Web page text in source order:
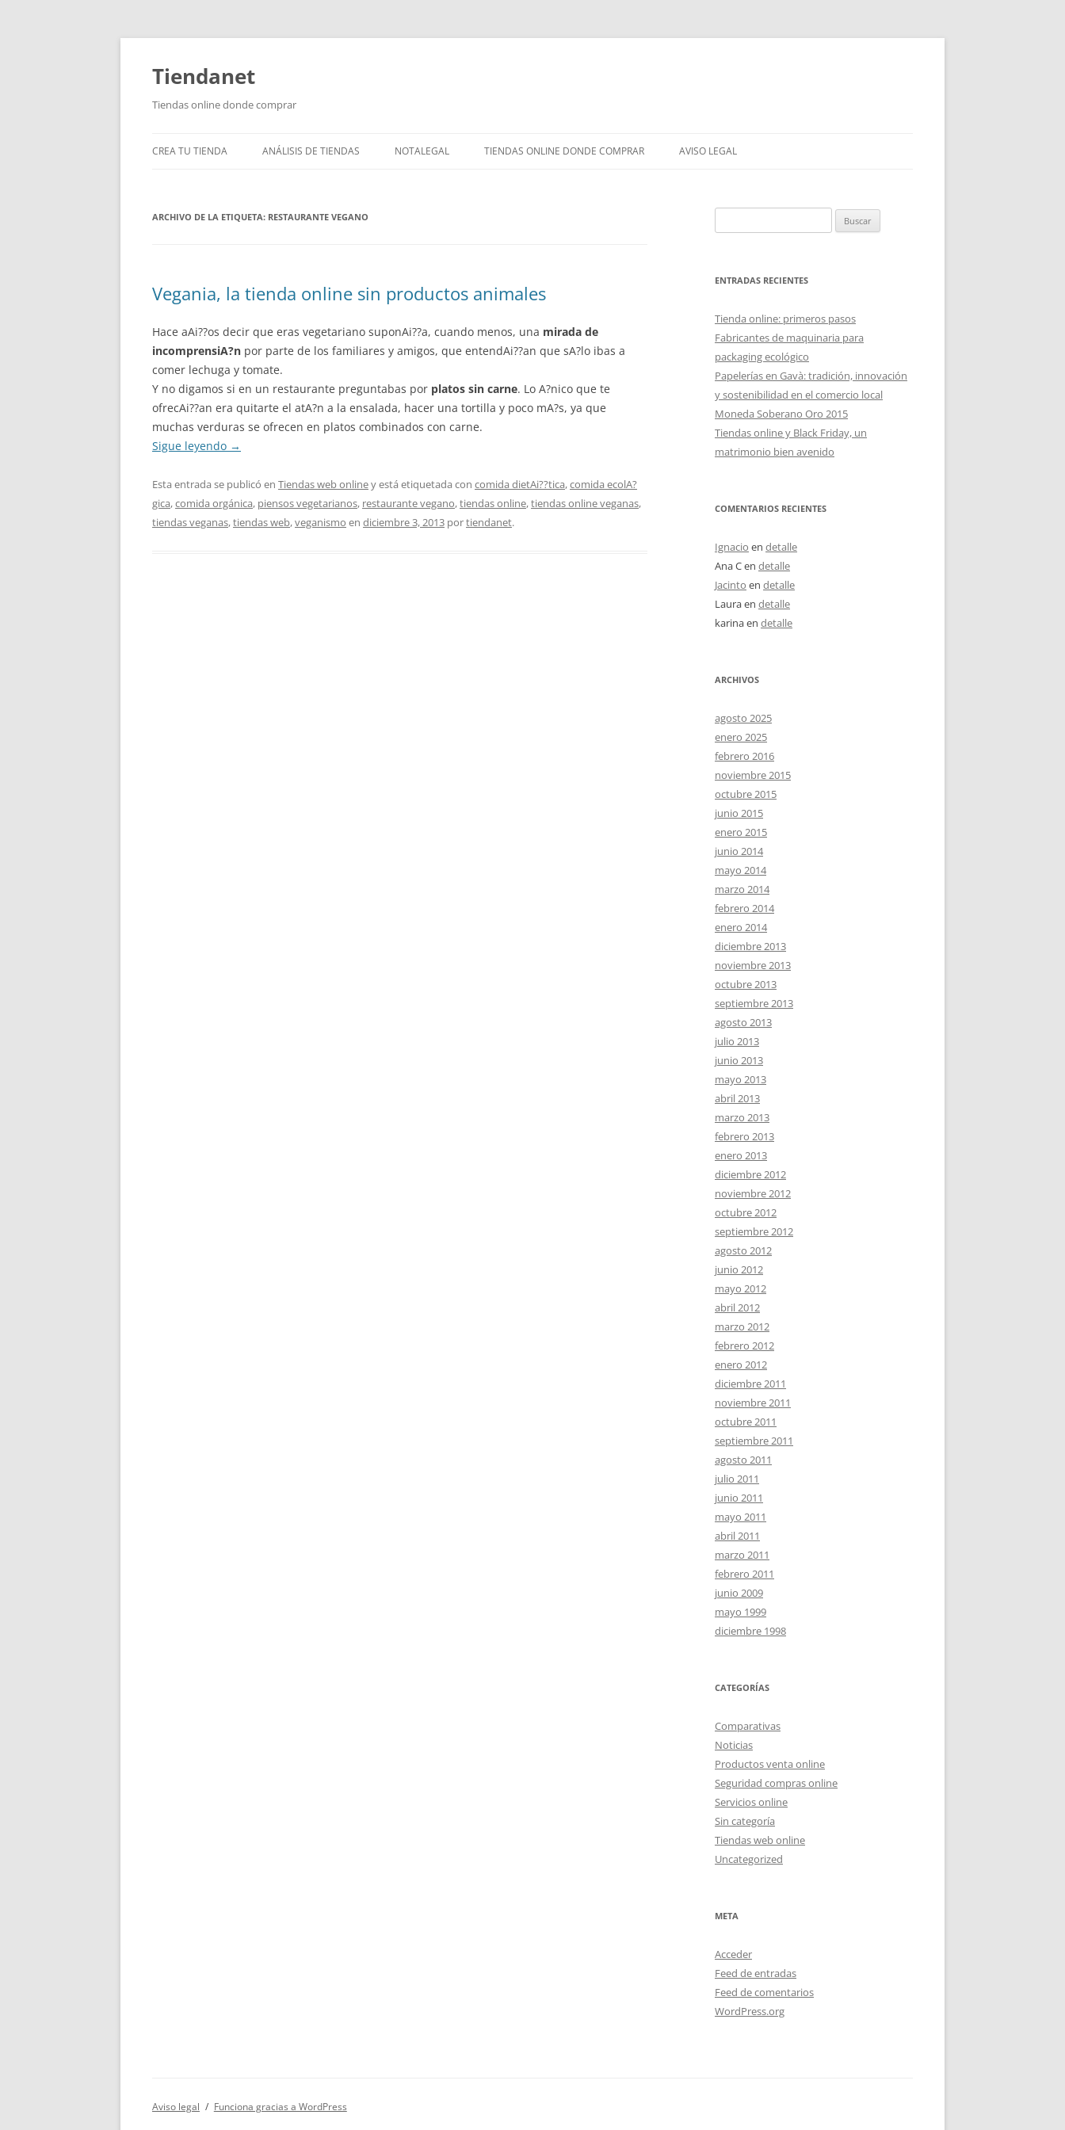
Saltar
contenido
Tiendanet
Tiendas online donde comprar
CREA TU TIENDA ANÁLISIS DE TIENDAS NOTALEGAL TIENDAS ONLINE DONDE COMPRAR AVISO LEGAL
ARCHIVO DE LA ETIQUETA: RESTAURANTE VEGANO
Vegania, la tienda online sin productos animales
Hace aAi??os decir que eras vegetariano suponAi??a, cuando menos, una mirada de
incomprensiA?n por parte de los familiares y amigos, que entendAi??an que sA?lo ibas a
comer lechuga y tomate.
Y no digamos si en un restaurante preguntabas por platos sin carne. Lo A?nico que te
ofrecAi??an era quitarte el atA?n a la ensalada, hacer una tortilla y poco mA?s, ya que
muchas verduras se ofrecen en platos combinados con carne.
Sigue leyendo →
Esta entrada se publicó en Tiendas web onliney está etiquetada con comida dietAi??tica,comida ecolA?
gica,comida orgánica, piensos vegetarianos, restaurante vegano,tiendas online,tiendas online veganas,
tiendas veganas,tiendas web,veganismo en diciembre 3, 2013 portiendanet.
ENTRADAS RECIENTES
Tienda online: primeros pasos
Fabricantes de maquinaria para
packaging ecológico
Papelerías en Gavà: tradición, innovación
y sostenibilidad en el comercio local
Moneda Soberano Oro 2015
Tiendas online y Black Friday, un
matrimonio bien avenido
COMENTARIOS RECIENTES
Ignacio en detalle
Ana Cen detalle
Jacinto en detalle
Lauraen detalle
karinaen detalle
ARCHIVOS
agosto 2025
enero 2025
febrero 2016
noviembre 2015
octubre 2015
junio 2015
enero 2015
junio 2014
mayo 2014
marzo 2014
febrero 2014
enero 2014
diciembre 2013
noviembre 2013
octubre 2013
septiembre 2013
agosto 2013
julio 2013
junio 2013
mayo 2013
abril 2013
marzo 2013
febrero 2013
enero 2013
diciembre 2012
noviembre 2012
octubre 2012
septiembre 2012
agosto 2012
junio 2012
mayo 2012
abril 2012
marzo 2012
febrero 2012
enero 2012
diciembre 2011
noviembre 2011
octubre 2011
septiembre 2011
agosto 2011
julio 2011
junio 2011
mayo 2011
abril 2011
marzo 2011
febrero 2011
junio 2009
mayo 1999
diciembre 1998
CATEGORÍAS
Comparativas
Noticias
Productos venta online
Seguridad compras online
Servicios online
Sin categoría
Tiendas web online
Uncategorized
META
Acceder
Feed de entradas
Feed de comentarios
WordPress.org
Aviso legal Funciona gracias a WordPress